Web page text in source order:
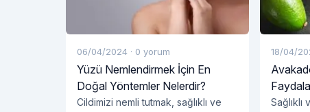
06/04/2024 · 0 yorum
Yüzü Nemlendirmek İçin En
Doğal Yöntemler Nelerdir?
Cildimizi nemli tutmak, sağlıklı ve
18/04/